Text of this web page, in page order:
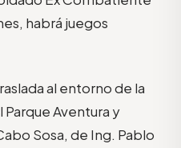
habrá juegos
al entorno de la
Aventura y
Sosa, de Ing. Pablo